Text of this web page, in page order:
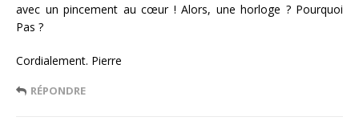
avec un pincement au cœur ! Alors, une horloge ? Pourquoi
Pas ?
Cordialement. Pierre
RÉPONDRE